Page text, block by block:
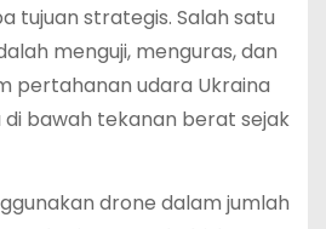
tujuan strategis. Salah satu
menguji, menguras, dan
pertahanan udara Ukraina
bawah tekanan berat sejak
drone dalam jumlah